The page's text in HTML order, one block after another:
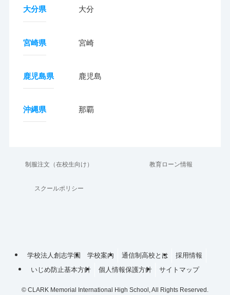
大分県 大分
宮崎県 宮崎
鹿児島県 鹿児島
沖縄県 那覇
制服注文（在校生向け） 教育ローン情報
スクールポリシー
学校法人創志学園 学校案内 通信制高校とは
採用情報
いじめ防止基本方針
個人情報保護方針 サイトマップ
© CLARK Memorial International High School, All Rights Reserved.